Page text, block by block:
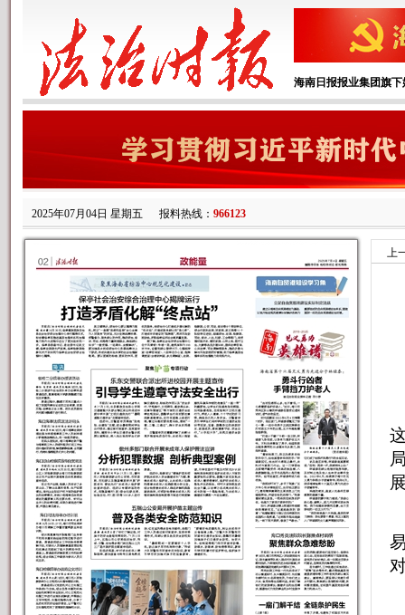
海南日报报业集团旗下
2025年07月04日 星期五 报料热线： 966123
上